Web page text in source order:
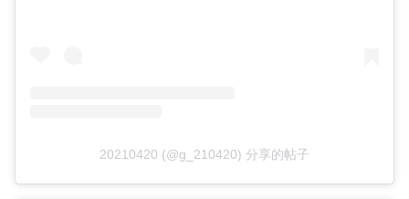
20210420 (@g_210420) 分享的帖子